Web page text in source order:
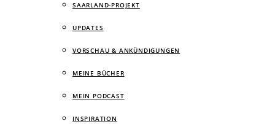
SAARLAND-PROJEKT
UPDATES
VORSCHAU & ANKÜNDIGUNGEN
MEINE BÜCHER
MEIN PODCAST
INSPIRATION